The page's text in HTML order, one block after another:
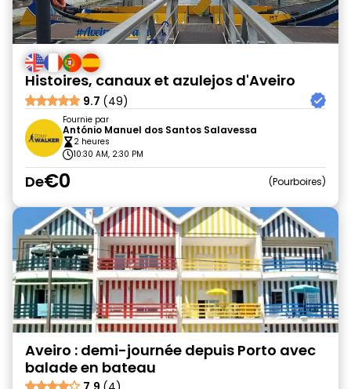
Histoires, canaux et azulejos d'Aveiro
9.7 (49)
Fournie par
António Manuel dos Santos Salavessa
2 heures
10:30 AM, 2:30 PM
De€0 Pourboires
Aveiro : demi-journée depuis Porto avec
balade en bateau